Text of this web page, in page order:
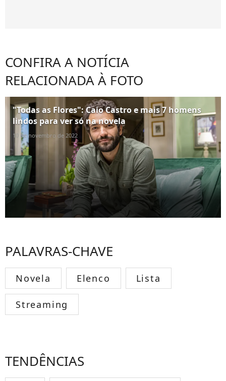
CONFIRA A NOTÍCIA
RELACIONADA À FOTO
"Todas as Flores": Caio Castro e mais 7 homens
lindos para ver só na novela
10 de novembro de 2022
PALAVRAS-CHAVE
Novela Elenco Lista
Streaming
TENDÊNCIAS